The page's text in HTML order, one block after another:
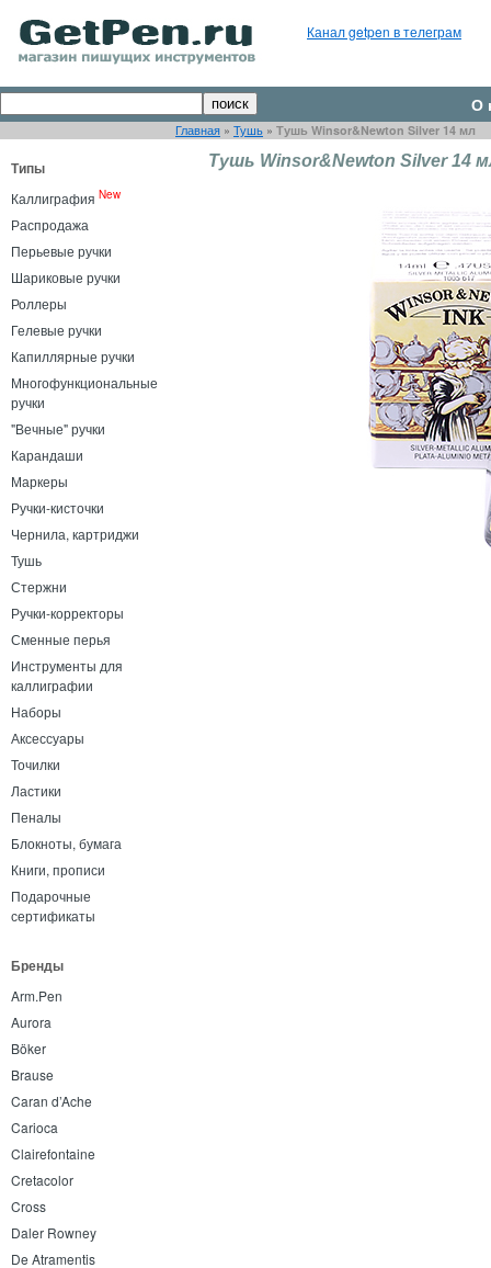
Канал getpen в телеграм
О
Главная » Тушь » Тушь Winsor&Newton Silver 14 мл
Типы
Каллиграфия New
Распродажа
Перьевые ручки
Шариковые ручки
Роллеры
Гелевые ручки
Капиллярные ручки
Многофункциональные
ручки
"Вечные" ручки
Карандаши
Маркеры
Ручки-кисточки
Чернила, картриджи
Тушь
Стержни
Ручки-корректоры
Сменные перья
Инструменты для
каллиграфии
Наборы
Аксессуары
Точилки
Ластики
Пеналы
Блокноты, бумага
Книги, прописи
Подарочные
сертификаты
Бренды
Arm.Pen
Aurora
Böker
Brause
Caran d’Ache
Carioca
Clairefontaine
Cretacolor
Cross
Daler Rowney
De Atramentis
Тушь Winsor&Newton Silver 14